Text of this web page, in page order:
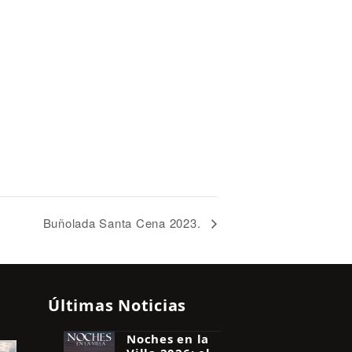
Buñolada Santa Cena 2023.
Últimas Noticias
Noches en la